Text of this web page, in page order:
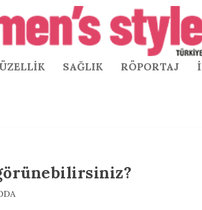
SAĞLIK RÖPORTAJ